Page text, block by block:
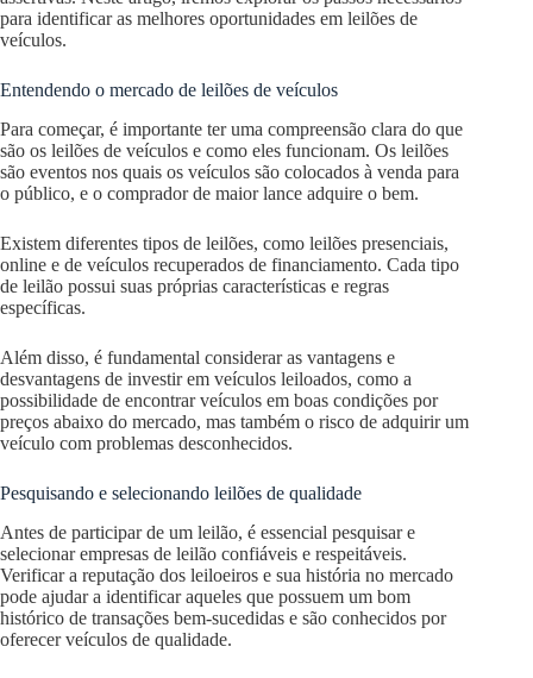
para identificar as melhores oportunidades em leilões de
veículos.
Entendendo o mercado de leilões de veículos
Para começar, é importante ter uma compreensão clara do que
são os leilões de veículos e como eles funcionam. Os leilões
são eventos nos quais os veículos são colocados à venda para
o público, e o comprador de maior lance adquire o bem.
Existem diferentes tipos de leilões, como leilões presenciais,
online e de veículos recuperados de financiamento. Cada tipo
de leilão possui suas próprias características e regras
específicas.
Além disso, é fundamental considerar as vantagens e
desvantagens de investir em veículos leiloados, como a
possibilidade de encontrar veículos em boas condições por
preços abaixo do mercado, mas também o risco de adquirir um
veículo com problemas desconhecidos.
Pesquisando e selecionando leilões de qualidade
Antes de participar de um leilão, é essencial pesquisar e
selecionar empresas de leilão confiáveis e respeitáveis.
Verificar a reputação dos leiloeiros e sua história no mercado
pode ajudar a identificar aqueles que possuem um bom
histórico de transações bem-sucedidas e são conhecidos por
oferecer veículos de qualidade.